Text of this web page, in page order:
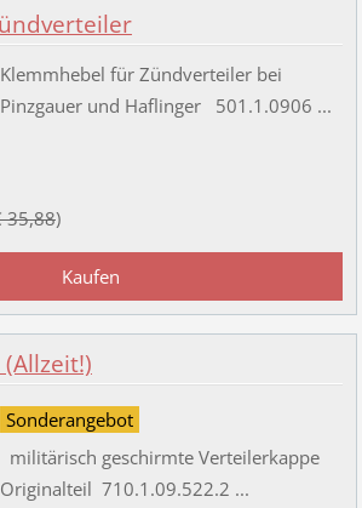
Klemmhebel für Zündverteiler bei
Pinzgauer und Haflinger 501.1.0906 ...
35,88)
Sonderangebot
militärisch geschirmte Verteilerkappe
Originalteil 710.1.09.522.2 ...